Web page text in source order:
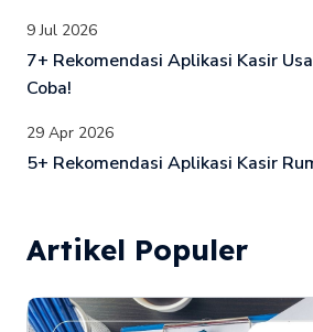
9 Jul 2026
7+ Rekomendasi Aplikasi Kasir
Coba!
29 Apr 2026
5+ Rekomendasi Aplikasi Kasir
Artikel Populer